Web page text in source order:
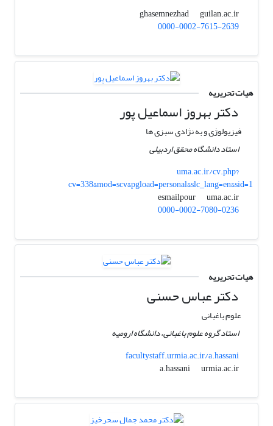
ghasemnezhad
guilan.ac.ir
0000-0002-7615-2639
هیات تحریریه
دکتر بهروز اسماعیل پور
فیزیولوژی و به نژادی سبزی ها
استاد دانشگاه محقق اردبیلی
uma.ac.ir/cv.php?
cv=338&mod=scv&pgload=personal&slc_lang=en&sid=1
esmailpour
uma.ac.ir
0000-0002-7080-0236
هیات تحریریه
دکتر عباس حسنی
علوم باغبانی
استاد گروه علوم باغبانی، دانشگاه ارومیه
facultystaff.urmia.ac.ir/a.hassani
a.hassani
urmia.ac.ir